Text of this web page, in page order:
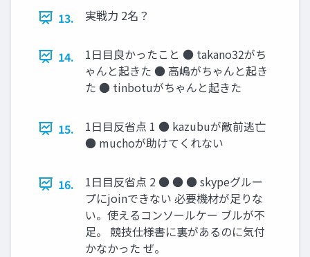
13. 実戦力 2名？
14.
1日目良かったこと ● takano32がち
ゃんと起きた ● 高嶋がちゃんと起き
た ● tinbotuがちゃんと起きた
15.
1日目反省点 1 ● kazubuが敵前逃亡
● muchoが助けてくれない
16.
1日目反省点 2 ● ● ● skypeグルー
プにjoinできない 必要機材が足りな
い。使えるコンソールケー ブルが不
足。 競技仕様書に裏があるのに気付
かなかった ぜ。